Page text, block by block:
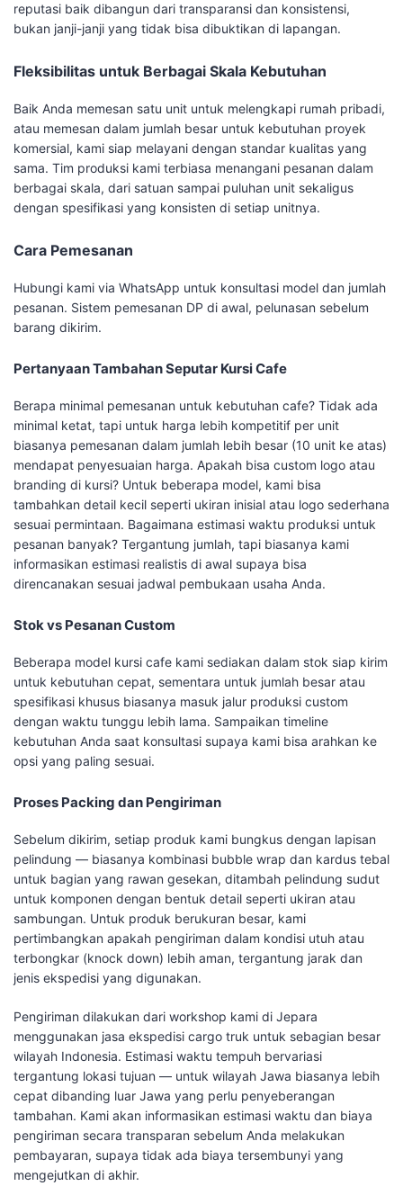
reputasi baik dibangun dari transparansi dan konsistensi,
bukan janji-janji yang tidak bisa dibuktikan di lapangan.
Fleksibilitas untuk Berbagai Skala Kebutuhan
Baik Anda memesan satu unit untuk melengkapi rumah pribadi,
atau memesan dalam jumlah besar untuk kebutuhan proyek
komersial, kami siap melayani dengan standar kualitas yang
sama. Tim produksi kami terbiasa menangani pesanan dalam
berbagai skala, dari satuan sampai puluhan unit sekaligus
dengan spesifikasi yang konsisten di setiap unitnya.
Cara Pemesanan
Hubungi kami via WhatsApp untuk konsultasi model dan jumlah
pesanan. Sistem pemesanan DP di awal, pelunasan sebelum
barang dikirim.
Pertanyaan Tambahan Seputar Kursi Cafe
Berapa minimal pemesanan untuk kebutuhan cafe? Tidak ada
minimal ketat, tapi untuk harga lebih kompetitif per unit
biasanya pemesanan dalam jumlah lebih besar (10 unit ke atas)
mendapat penyesuaian harga. Apakah bisa custom logo atau
branding di kursi? Untuk beberapa model, kami bisa
tambahkan detail kecil seperti ukiran inisial atau logo sederhana
sesuai permintaan. Bagaimana estimasi waktu produksi untuk
pesanan banyak? Tergantung jumlah, tapi biasanya kami
informasikan estimasi realistis di awal supaya bisa
direncanakan sesuai jadwal pembukaan usaha Anda.
Stok vs Pesanan Custom
Beberapa model kursi cafe kami sediakan dalam stok siap kirim
untuk kebutuhan cepat, sementara untuk jumlah besar atau
spesifikasi khusus biasanya masuk jalur produksi custom
dengan waktu tunggu lebih lama. Sampaikan timeline
kebutuhan Anda saat konsultasi supaya kami bisa arahkan ke
opsi yang paling sesuai.
Proses Packing dan Pengiriman
Sebelum dikirim, setiap produk kami bungkus dengan lapisan
pelindung — biasanya kombinasi bubble wrap dan kardus tebal
untuk bagian yang rawan gesekan, ditambah pelindung sudut
untuk komponen dengan bentuk detail seperti ukiran atau
sambungan. Untuk produk berukuran besar, kami
pertimbangkan apakah pengiriman dalam kondisi utuh atau
terbongkar (knock down) lebih aman, tergantung jarak dan
jenis ekspedisi yang digunakan.
Pengiriman dilakukan dari workshop kami di Jepara
menggunakan jasa ekspedisi cargo truk untuk sebagian besar
wilayah Indonesia. Estimasi waktu tempuh bervariasi
tergantung lokasi tujuan — untuk wilayah Jawa biasanya lebih
cepat dibanding luar Jawa yang perlu penyeberangan
tambahan. Kami akan informasikan estimasi waktu dan biaya
pengiriman secara transparan sebelum Anda melakukan
pembayaran, supaya tidak ada biaya tersembunyi yang
mengejutkan di akhir.